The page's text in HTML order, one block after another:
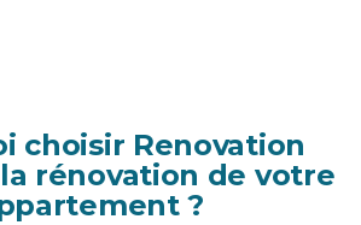
choisir Renovation
rénovation de votre
?